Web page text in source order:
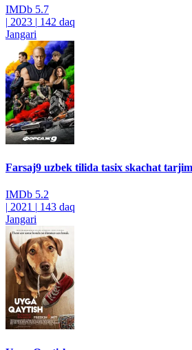
IMDb 5.7
| 2023 | 142 daq
Jangari
Farsaj9 uzbek tilida tasix skachat
IMDb 5.2
| 2021 | 143 daq
Jangari